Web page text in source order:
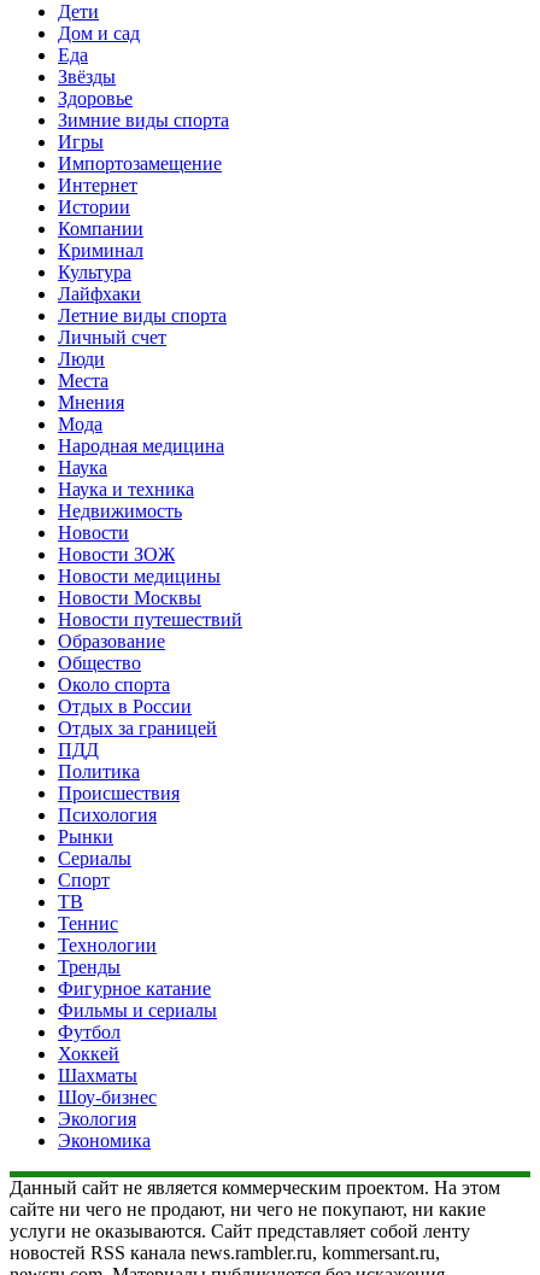
Дети
Дом и сад
Еда
Звёзды
Здоровье
Зимние виды спорта
Игры
Импортозамещение
Интернет
Истории
Компании
Криминал
Культура
Лайфхаки
Летние виды спорта
Личный счет
Люди
Места
Мнения
Мода
Народная медицина
Наука
Наука и техника
Недвижимость
Новости
Новости ЗОЖ
Новости медицины
Новости Москвы
Новости путешествий
Образование
Общество
Около спорта
Отдых в России
Отдых за границей
ПДД
Политика
Происшествия
Психология
Рынки
Сериалы
Спорт
ТВ
Теннис
Технологии
Тренды
Фигурное катание
Фильмы и сериалы
Футбол
Хоккей
Шахматы
Шоу-бизнес
Экология
Экономика
Данный сайт не является коммерческим проектом. На этом
сайте ни чего не продают, ни чего не покупают, ни какие
услуги не оказываются. Сайт представляет собой ленту
новостей RSS канала news.rambler.ru, kommersant.ru,